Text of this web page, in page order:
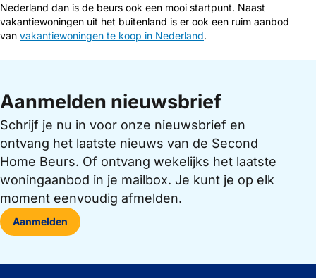
Nederland dan is de beurs ook een mooi startpunt. Naast
vakantiewoningen uit het buitenland is er ook een ruim aanbod
van vakantiewoningen te koop in Nederland.
Aanmelden nieuwsbrief
Schrijf je nu in voor onze nieuwsbrief en
ontvang het laatste nieuws van de Second
Home Beurs. Of ontvang wekelijks het laatste
woningaanbod in je mailbox. Je kunt je op elk
moment eenvoudig afmelden.
Aanmelden